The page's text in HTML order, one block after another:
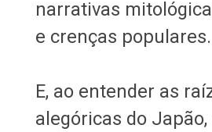
narrativas
e crenças populares.
E, ao entender as
alegóricas do